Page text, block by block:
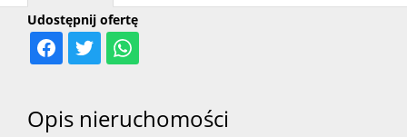
Udostępnij ofertę
Opis nieruchomości